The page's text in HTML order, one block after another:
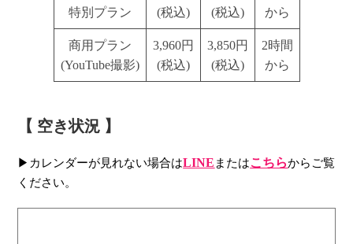
特別プラン
(税込)
(税込)
から
商用プラン
(YouTube撮影)
3,960円
(税込)
3,850円
(税込)
2時間
から
【 空き状況 】
▶カレンダーが見れない場合はLINE またはこちらからご覧
ください。